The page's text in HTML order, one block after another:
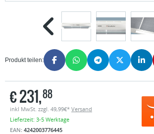
Produkt teilen:
€231,88
inkl MwSt. zzgl. 49,99€* Versand
Lieferzeit: 3-5 Werktage
EAN: 4242003776445